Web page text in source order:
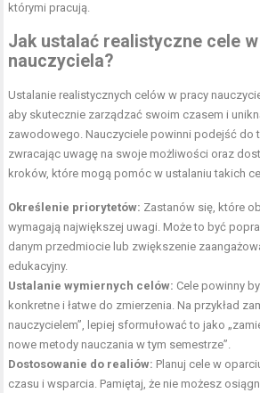
którymi pracują.
Jak ustalać realistyczne cele
nauczyciela?
Ustalanie realistycznych celów w pracy
aby skutecznie zarządzać swoim czasem i
zawodowego. Nauczyciele powinni podejść do
zwracając uwagę na swoje możliwości oraz
kroków, które mogą pomóc w ustalaniu takich
Określenie priorytetów: Zastanów się, które
wymagają największej uwagi. Może to być
danym przedmiocie lub zwiększenie
edukacyjny.
Ustalanie wymiernych celów: Cele powinny
konkretne i łatwe do zmierzenia. Na przykład
nauczycielem”, lepiej sformułować to jako
nowe metody nauczania w tym semestrze”.
Dostosowanie do realiów: Planuj cele w
czasu i wsparcia. Pamiętaj, że nie możesz